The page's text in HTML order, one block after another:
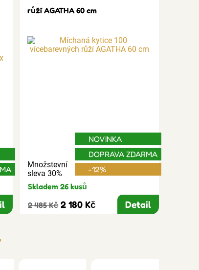
růží AGATHA 60 cm
Množstevní
sleva 30%
NOVINKA
DOPRAVA ZDARMA
-12%
Skladem 26 kusů
2 485 Kč 2 180 Kč Detail